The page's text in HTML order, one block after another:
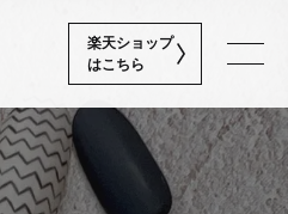
楽天ショップ
はこちら